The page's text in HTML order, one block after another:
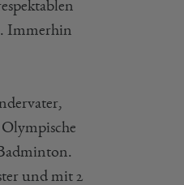
Immerhin
und mit 2